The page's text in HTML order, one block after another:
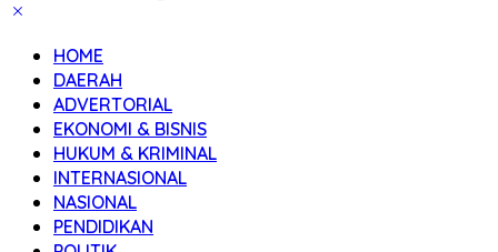
HOME
DAERAH
ADVERTORIAL
EKONOMI & BISNIS
HUKUM & KRIMINAL
INTERNASIONAL
NASIONAL
PENDIDIKAN